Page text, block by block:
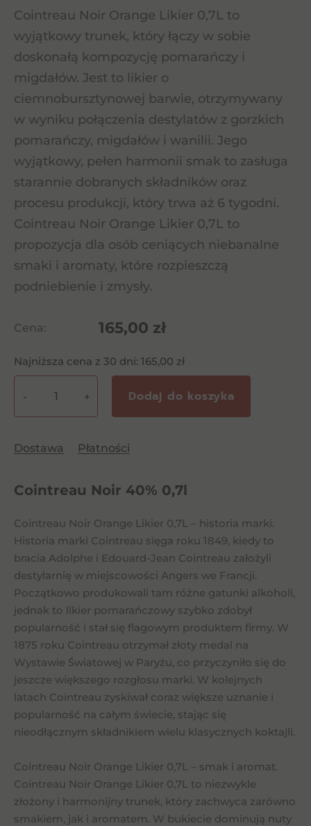
Cointreau Noir Orange Likier 0,7L to
wyjątkowy trunek, który łączy w sobie
doskonałą kompozycję pomarańczy i
migdałów. Jest to likier o
ciemnobursztynowej barwie, otrzymywany
w wyniku połączenia destylatów z gorzkich
pomarańczy, migdałów i wanilii. Jego
wyjątkowy, pełen harmonii smak to zasługa
starannie dobranych składników oraz
procesu produkcji, który trwa aż 6 tygodni.
Cointreau Noir Orange Likier 0,7L to
propozycja dla osób ceniących niebanalne
smaki i aromaty, które rozpieszczą
podniebienie i zmysły.
Cena: 165,00 zł
Najniższa cena z 30 dni: 165,00 zł
Cointreau
40%
- + Dodaj do koszyka
Dostawa Płatności
Cointreau Noir 40% 0,7l
Cointreau Noir Orange Likier 0,7L – historia marki.
Historia marki Cointreau sięga roku 1849, kiedy to
bracia Adolphe i Edouard-Jean Cointreau założyli
destylarnię w miejscowości Angers we Francji.
Początkowo produkowali tam różne gatunki alkoholi,
jednak to likier pomarańczowy szybko zdobył
popularność i stał się flagowym produktem firmy. W
1875 roku Cointreau otrzymał złoty medal na
Wystawie Światowej w Paryżu, co przyczyniło się do
jeszcze większego rozgłosu marki. W kolejnych
latach Cointreau zyskiwał coraz większe uznanie i
popularność na całym świecie, stając się
nieodłącznym składnikiem wielu klasycznych koktajli.
Cointreau Noir Orange Likier 0,7L – smak i aromat.
Cointreau Noir Orange Likier 0,7L to niezwykle
złożony i harmonijny trunek, który zachwyca zarówno
smakiem, jak i aromatem. W bukiecie dominują nuty